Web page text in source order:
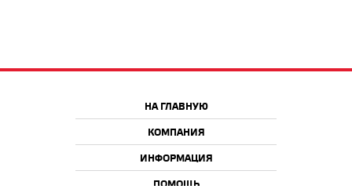
НА ГЛАВНУЮ
КОМПАНИЯ
ИНФОРМАЦИЯ
ПОМОЩЬ